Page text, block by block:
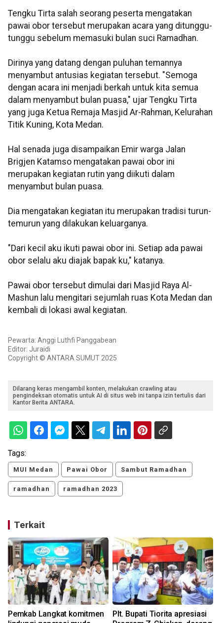
Tengku Tirta salah seorang peserta mengatakan
pawai obor tersebut merupakan acara yang ditunggu-
tunggu sebelum memasuki bulan suci Ramadhan.
Dirinya yang datang dengan puluhan temannya
menyambut antusias kegiatan tersebut. "Semoga
dengan acara ini menjadi berkah untuk kita semua
dalam menyambut bulan puasa," ujar Tengku Tirta
yang juga Ketua Remaja Masjid Ar-Rahman, Kelurahan
Titik Kuning, Kota Medan.
Hal senada juga disampaikan Emir warga Jalan
Brigjen Katamso mengatakan pawai obor ini
merupakan kegiatan rutin yang diikuti dalam
menyambut bulan puasa.
Dia mengatakan kegiatan itu merupakan tradisi turun-
temurun yang dilakukan keluarganya.
"Dari kecil aku ikuti pawai obor ini. Setiap ada pawai
obor selalu aku diajak bapak ku," katanya.
Pawai obor tersebut dimulai dari Masjid Raya Al-
Mashun lalu mengitari sejumlah ruas Kota Medan dan
kembali di lokasi awal kegiatan.
Pewarta: Anggi Luthfi Panggabean
Editor: Juraidi
Copyright © ANTARA SUMUT 2025
Dilarang keras mengambil konten, melakukan crawling atau
pengindeksan otomatis untuk AI di situs web ini tanpa izin tertulis dari
Kantor Berita ANTARA.
Tags:
MUI Medan Pawai Obor Sambut Ramadhan
ramadhan ramadhan 2023
Terkait
Pemkab Langkat komitmen
Plt. Bupati Tiorita apresiasi